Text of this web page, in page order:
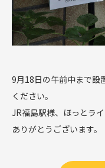
9月18日の午前中まで設
ください。
JR福島駅様、ほっとラ
ありがとうございます。